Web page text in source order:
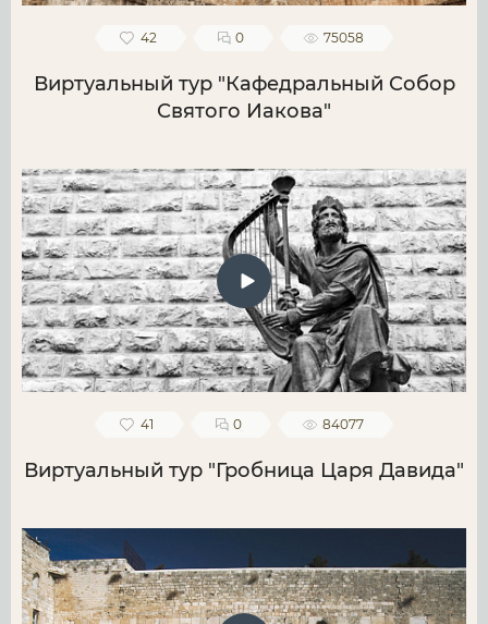
42 0 75058
Виртуальный тур "Кафедральный Собор
Святого Иакова"
41 0 84077
Виртуальный тур "Гробница Царя Давида"